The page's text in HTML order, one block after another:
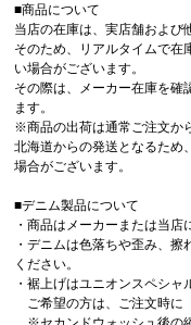
■商品について
当店の在庫は、実店舗および
そのため、リアルタイムで在
い場合がございます。
その際は、メーカー在庫を確
ます。
※商品の出荷は通常ご注文か
北海道からの発送となるため
場合がございます。
■デニム製品について
・商品はメーカーまたは当店
・デニムは色落ちや歪み、
ください。
・裾上げはユニオンスペシャ
ご希望の方は、ご注文時に